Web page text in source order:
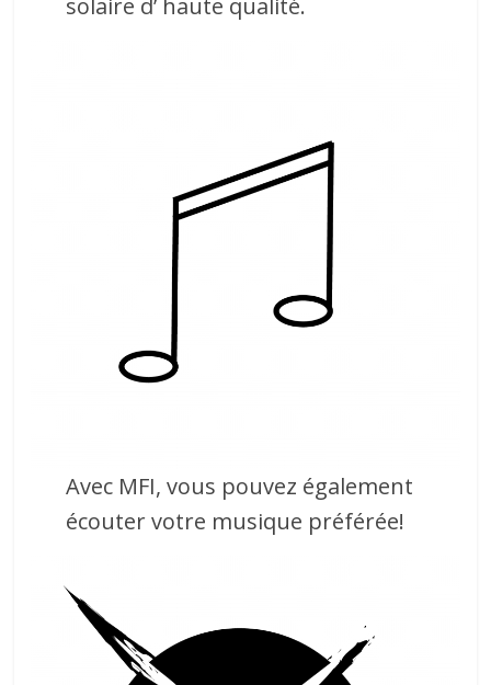
Avec MFI, vous pouvez également
écouter votre musique préférée!